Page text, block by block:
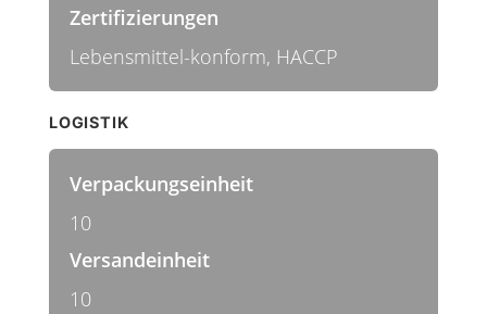
Zertifizierungen
Lebensmittel-konform, HACCP
LOGISTIK
Verpackungseinheit
10
Versandeinheit
10